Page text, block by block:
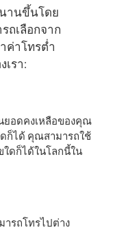
านขึ้นโดย
ถเลือกจาก
ค่าโทรต่ำ
รา:
ยอดคงเหลือของคุณ
ก็ได้ คุณสามารถใช้
ใดก็ได้ในโลกนี้ใน
ารถโทรไปต่าง